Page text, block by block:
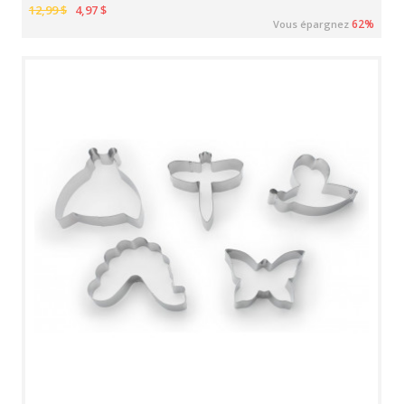
12,99 $ 4,97 $
Vous épargnez62%